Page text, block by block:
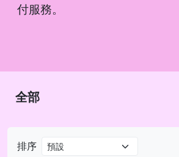
付服務。
排序
全部